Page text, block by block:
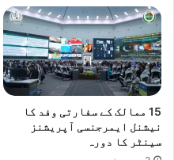
15 ممالک کے سفارتی وفد کا
نیشنل ایمرجنسی آپریشنز
سینٹر کا دورہ